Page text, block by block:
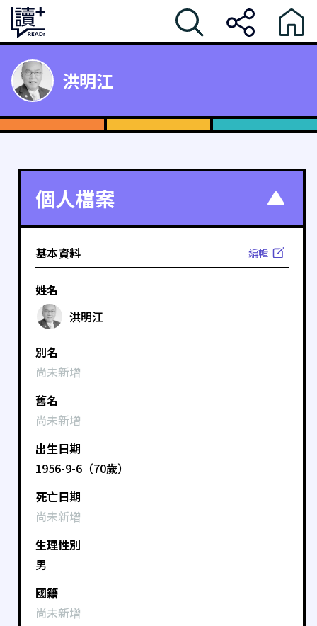
洪明江
個人檔案
基本資料 編輯
姓名
洪明江
別名
尚未新增
舊名
尚未新增
出生日期
1956-9-6（70歲）
死亡日期
尚未新增
生理性別
男
國籍
尚未新增